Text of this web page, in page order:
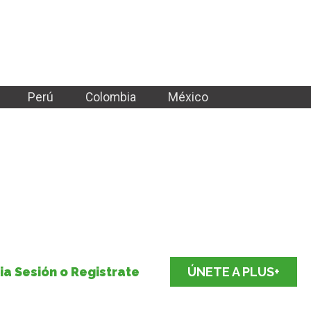
Perú Colombia México
Sesión o Registrate ÚNETE A PLUS+